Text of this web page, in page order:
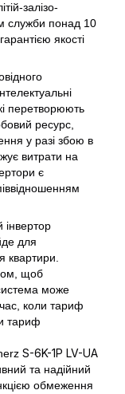
залізо-
служби понад 10
якості
перетворюють
ресурс,
у разі збою в
витрати на
є
для
квартири.
щоб
може
коли тариф
тариф
S-6K-1P LV-UA
та надійний
обмеження